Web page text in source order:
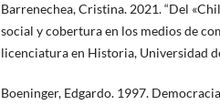
Barrenechea, Cristina. 2021. “Del
social y cobertura en los medios de
licenciatura en Historia, Universidad
Boeninger, Edgardo. 1997.